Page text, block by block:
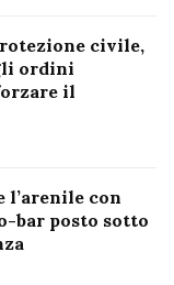
civile,
ordini
il
l’arenile con
bar posto sotto